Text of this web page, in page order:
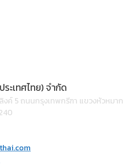
ะเทศไทย) จำกัด
งค์ 5 ถนนกรุงเทพกรีฑา แขวงหัวหมาก